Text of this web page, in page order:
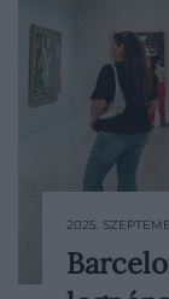
2025.